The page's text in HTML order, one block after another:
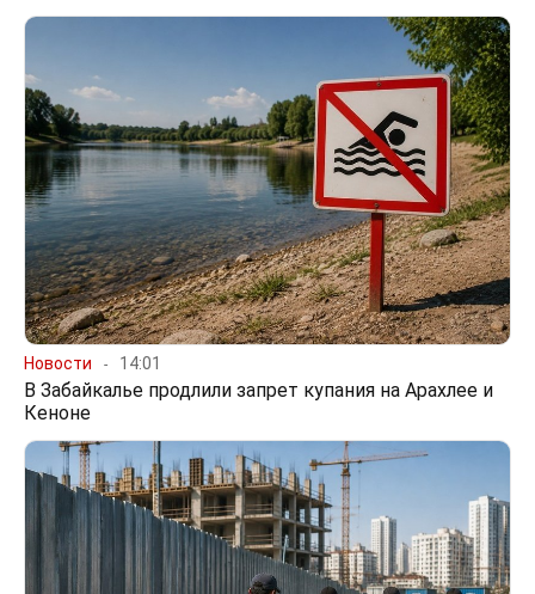
Новости 14:01
В Забайкалье продлили запрет купания на Арахлее и
Кеноне